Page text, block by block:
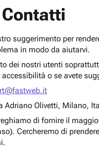
suggerimento per
in modo da aiutarvi.
dei nostri utenti
o se avete
Adriano Olivetti, Milano,
di fornire il
Cercheremo di